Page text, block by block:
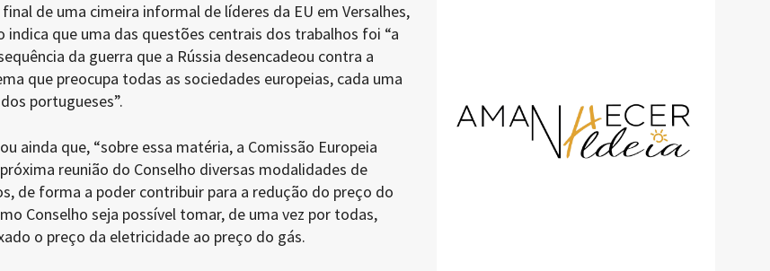
de uma cimeira informal de líderes da EU em Versalhes,
indica que uma das questões centrais dos trabalhos foi “a
da guerra que a Rússia desencadeou contra a
que preocupa todas as sociedades europeias, cada uma
portugueses”.
ainda que, “sobre essa matéria, a Comissão Europeia
reunião do Conselho diversas modalidades de
de forma a poder contribuir para a redução do preço do
Conselho seja possível tomar, de uma vez por todas,
o preço da eletricidade ao preço do gás.